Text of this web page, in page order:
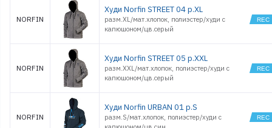
NORFIN
Худи Norfin STREET 04 р.XL
разм.XL/мат.хлопок, полиэстер/худи с
капюшоном/цв.серый
NORFIN
Худи Norfin STREET 05 р.XXL
разм.XXL/мат.хлопок, полиэстер/худи с
капюшоном/цв.серый
NORFIN
Худи Norfin URBAN 01 р.S
разм.S/мат.хлопок, полиэстер/худи с